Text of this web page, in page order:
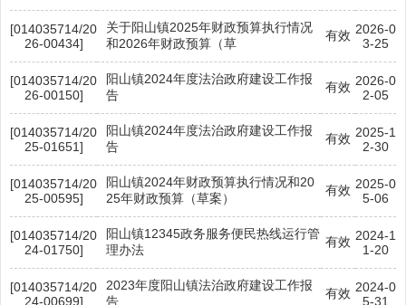
[014035714/20
26-00434]
关于阳山镇2025年财政预算执行情况
和2026年财政预算（草
有效 2026-0
3-25
[014035714/20
26-00150]
阳山镇2024年度法治政府建设工作报
告
有效 2026-0
2-05
[014035714/20
25-01651]
阳山镇2024年度法治政府建设工作报
告
有效 2025-1
2-30
[014035714/20
25-00595]
阳山镇2024年财政预算执行情况和20
25年财政预算（草案）
有效 2025-0
5-06
[014035714/20
24-01750]
阳山镇12345政务服务便民热线运行管
理办法
有效 2024-1
1-20
[014035714/20
24-00699]
2023年度阳山镇法治政府建设工作报
告
有效 2024-0
5-31